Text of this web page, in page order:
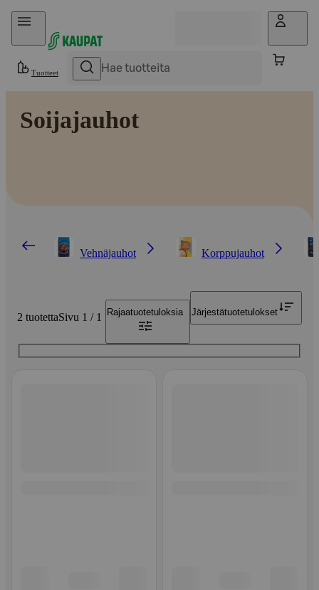
Hyppää sisältöön
Tuotteet
Soijajauhot
Vehnäjauhot Korppujauhot
2 tuotettaSivu 1 / 1 Rajaatuotetuloksia Järjestätuotetulokset